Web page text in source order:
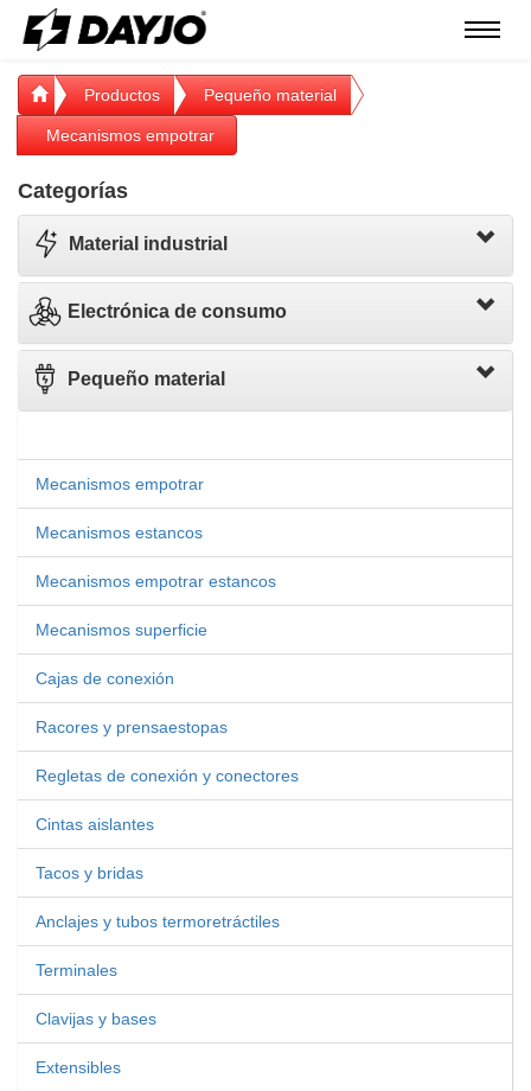
Menú
Productos Pequeño material
Mecanismos empotrar
Categorías
Material industrial
Electrónica de consumo
Pequeño material
Mecanismos empotrar
Mecanismos estancos
Mecanismos empotrar estancos
Mecanismos superficie
Cajas de conexión
Racores y prensaestopas
Regletas de conexión y conectores
Cintas aislantes
Tacos y bridas
Anclajes y tubos termoretráctiles
Terminales
Clavijas y bases
Extensibles